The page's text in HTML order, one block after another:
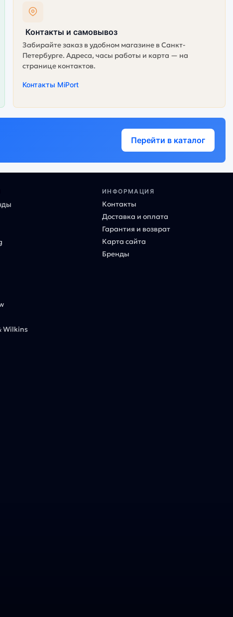
Контакты и самовывоз
Забирайте заказ в удобном магазине в Санкт-
Петербурге. Адреса, часы работы и карта — на
странице контактов.
Контакты MiPort
Перейти в каталог
Wilkins
ИНФОРМАЦИЯ
Контакты
Доставка и оплата
Гарантия и возврат
Карта сайта
Бренды